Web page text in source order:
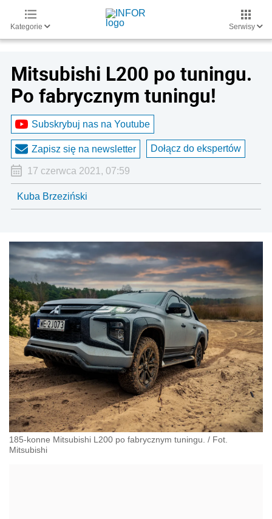
Kategorie Serwisy
Mitsubishi L200 po tuningu.
Po fabrycznym tuningu!
Subskrybuj nas na Youtube
Zapisz się na newsletter Dołącz do ekspertów
17 czerwca 2021, 07:59
Kuba Brzeziński
185-konne Mitsubishi L200 po fabrycznym tuningu. / Fot.
Mitsubishi